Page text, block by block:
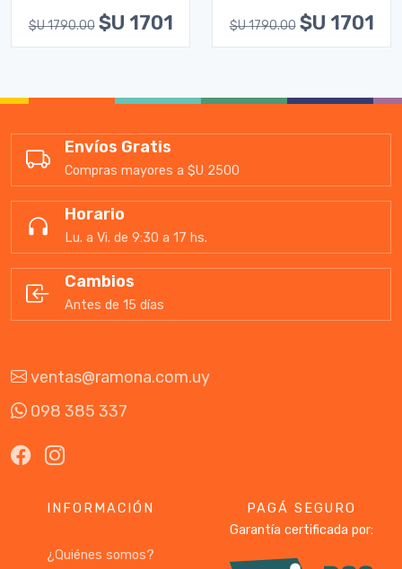
$U 1790.00 $U 1701 $U 1790.00 $U 1701
Envíos Gratis
Compras mayores a $U 2500
Horario
Lu. a Vi. de 9:30 a 17 hs.
Cambios
Antes de 15 días
ventas@ramona.com.uy
098 385 337
INFORMACIÓN
¿Quiénes somos?
PAGÁ SEGURO
Garantía certificada por: